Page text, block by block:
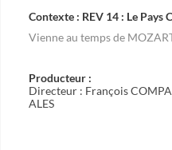
Contexte : REV 14 : Le Pays
Vienne au temps de
Producteur :
Directeur : François
ALES